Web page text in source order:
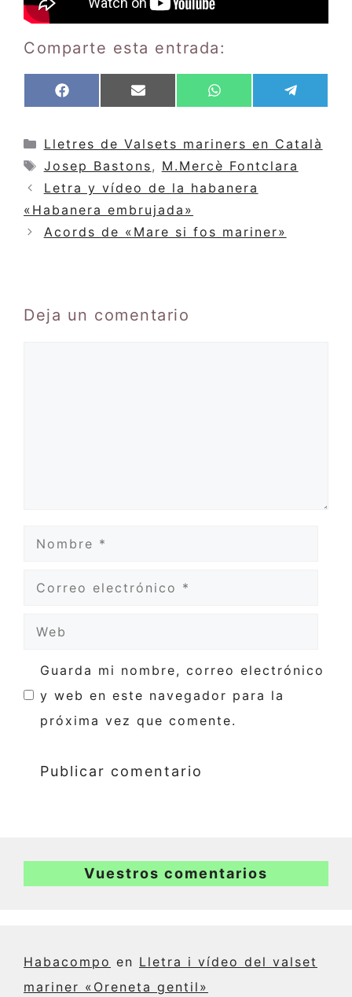
Comparte esta entrada:
Compartir
en
F
a
e
b
o
k
Compartir
en
E
m
i
l
Compartir
en
W
h
t
s
A
p
en
e
e
g
Categorías
Lletres de Valsets mariners en Català
Etiquetas
Josep Bastons, M.Mercè Fontclara
Letra y vídeo de la habanera
«Habanera embrujada»
Acords de «Mare si fos mariner»
Deja un comentario
Nombre
Correo
Web
Guarda mi nombre, correo electrónico
y web en este navegador para la
próxima vez que comente.
Vuestros comentarios
Habacompo en Lletra i vídeo del valset
mariner «Oreneta gentil»